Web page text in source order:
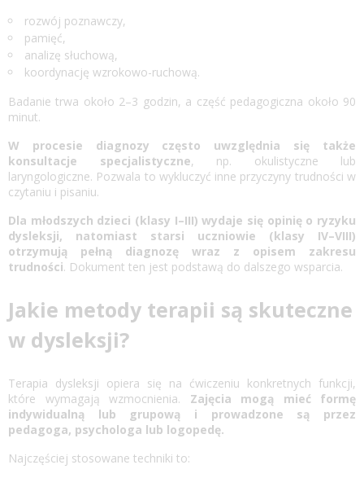
rozwój poznawczy,
pamięć,
analizę słuchową,
koordynację wzrokowo-ruchową.
Badanie trwa około 2–3 godzin, a część pedagogiczna około 90
minut.
W procesie diagnozy często uwzględnia się także
konsultacje specjalistyczne, np. okulistyczne lub
laryngologiczne. Pozwala to wykluczyć inne przyczyny trudności w
czytaniu i pisaniu.
Dla młodszych dzieci (klasy I–III) wydaje się opinię o ryzyku
dysleksji, natomiast starsi uczniowie (klasy IV–VIII)
otrzymują pełną diagnozę wraz z opisem zakresu
trudności. Dokument ten jest podstawą do dalszego wsparcia.
Jakie metody terapii są skuteczne
w dysleksji?
Terapia dysleksji opiera się na ćwiczeniu konkretnych funkcji,
które wymagają wzmocnienia. Zajęcia mogą mieć formę
indywidualną lub grupową i prowadzone są przez
pedagoga, psychologa lub logopedę.
Najczęściej stosowane techniki to: